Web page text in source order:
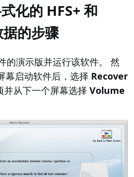
化的 HFS+ 和
据的步骤
的演示版并运行该软件。 然
幕启动软件后，选择 Recover
并从下一个屏幕选择 Volume